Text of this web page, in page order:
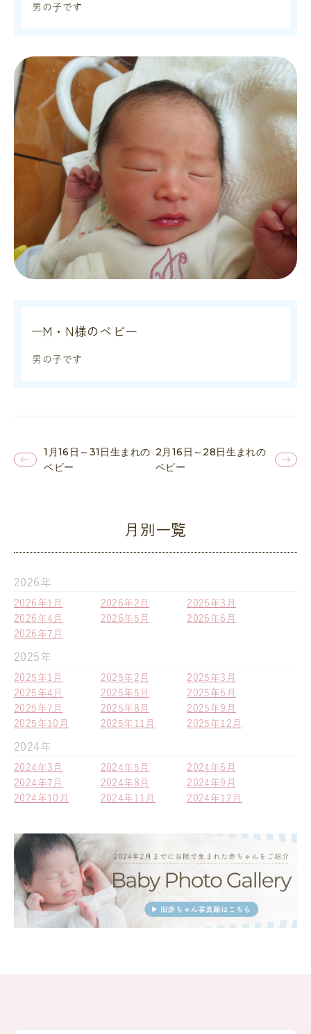
男の子です
M・N様のベビー
男の子です
1月16日～31日生まれの
ベビー
2月16日～28日生まれの
ベビー
月別一覧
2026年
2026年1月 2026年2月
2026年3月
2026年4月
2026年5月
2026年6月
2026年7月
2025年
2025年1月 2025年2月
2025年3月
2025年4月
2025年5月
2025年6月
2025年7月
2025年8月
2025年9月
2025年10月
2025年11月 2025年12月
2024年
2024年3月 2024年5月
2024年6月
2024年7月
2024年8月
2024年9月
2024年10月
2024年11月 2024年12月